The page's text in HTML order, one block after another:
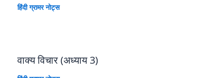
हिंदी ग्रामर नोट्स
वाक्य विचार (अध्याय 3)